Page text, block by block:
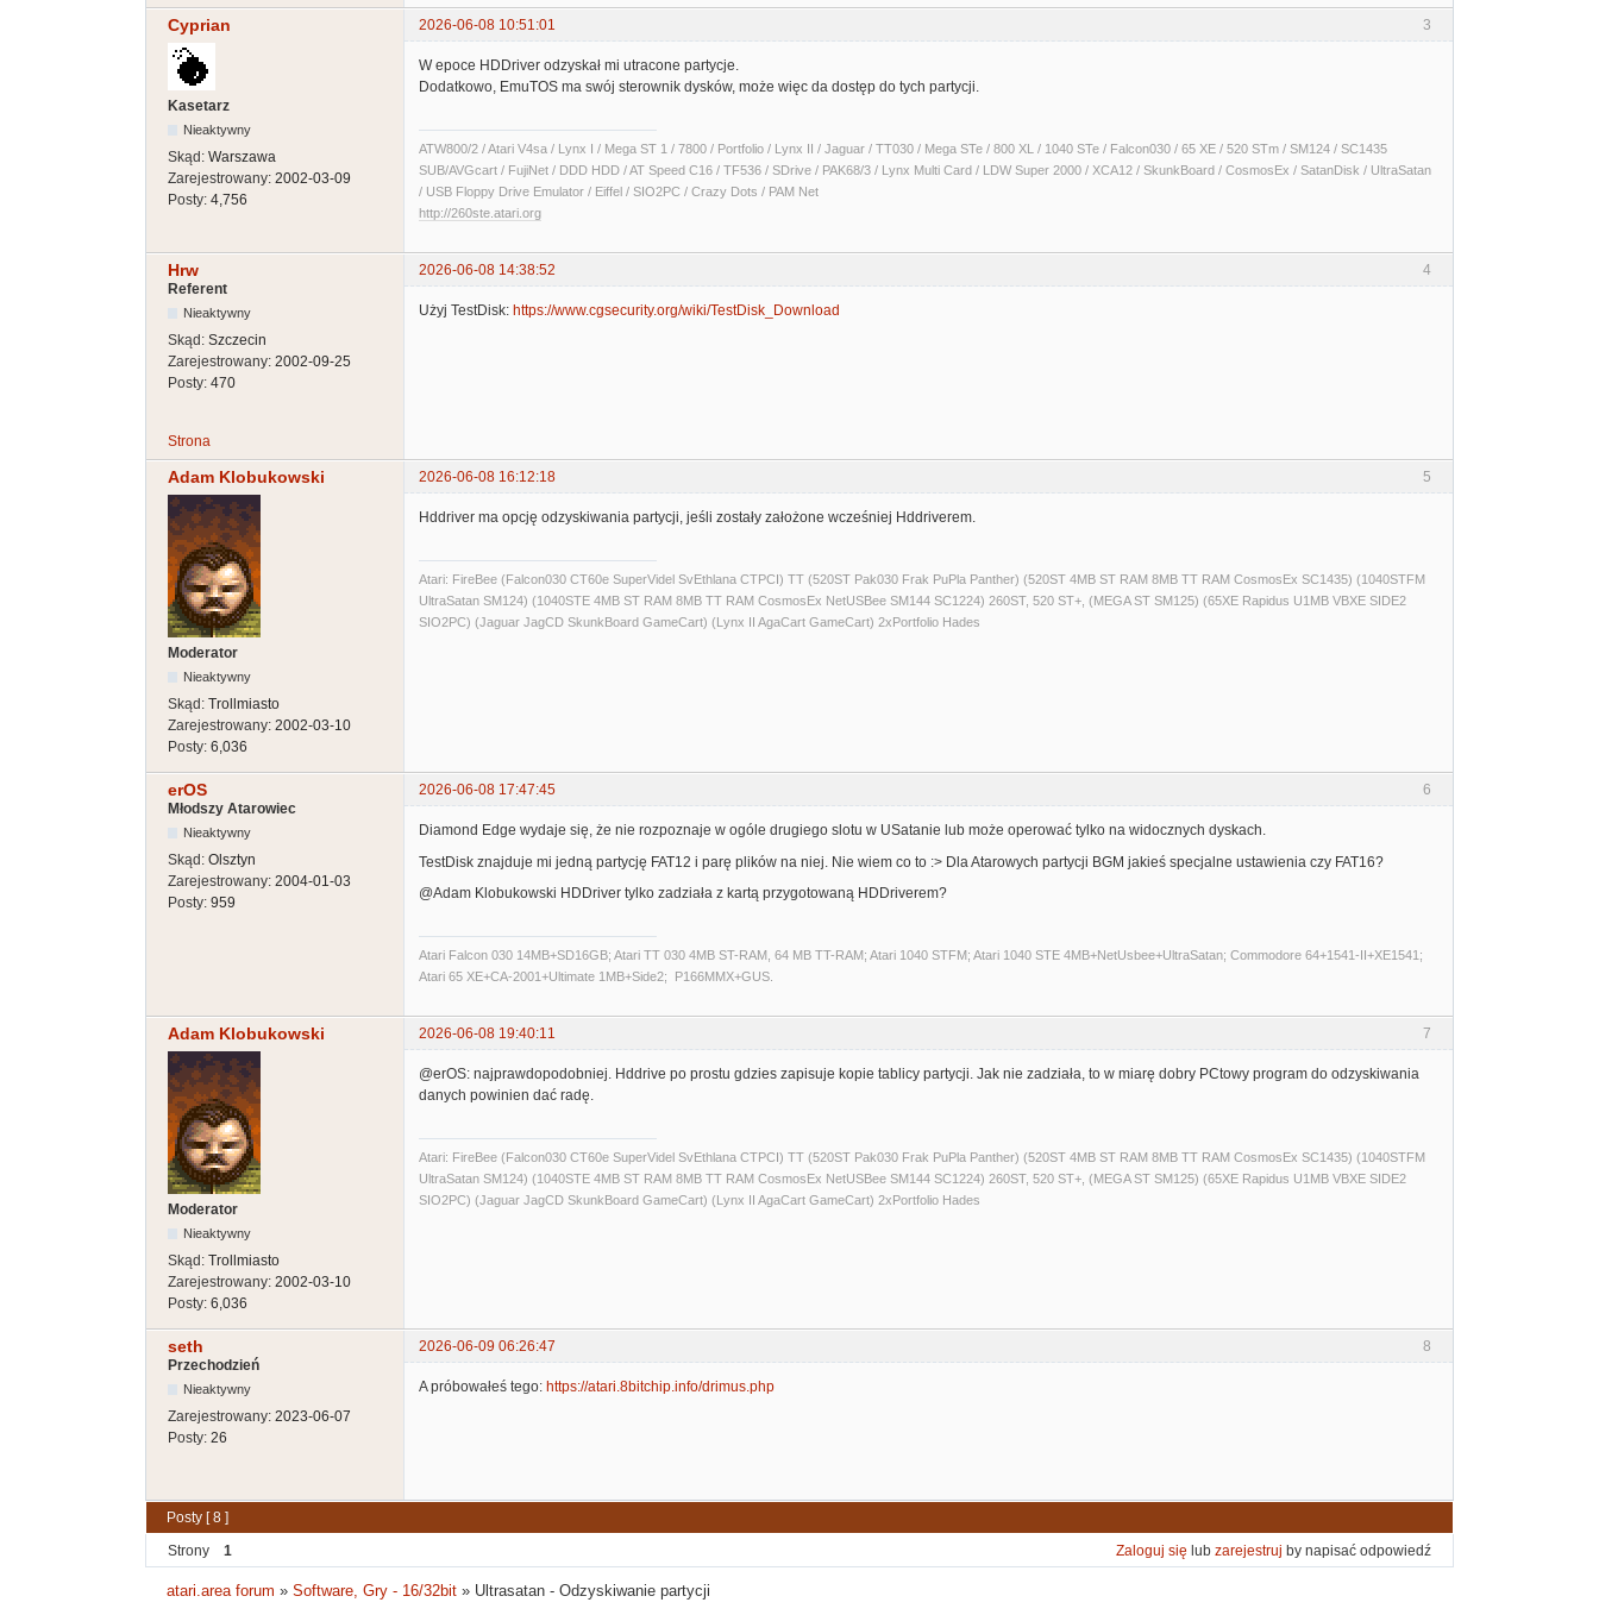
3
Cyprian 2026-06-08 10:51:01
Kasetarz
Nieaktywny
Skąd: Warszawa
Zarejestrowany: 2002-03-09
Posty: 4,756
W epoce HDDriver odzyskał mi utracone partycje.
Dodatkowo, EmuTOS ma swój sterownik dysków, może więc da dostęp do tych partycji.
ATW800/2 / Atari V4sa / Lynx I / Mega ST 1 / 7800 / Portfolio / Lynx II / Jaguar / TT030 / Mega STe / 800 XL / 1040 STe / Falcon030 / 65 XE / 520 STm / SM124 / SC1435
SUB/AVGcart / FujiNet / DDD HDD / AT Speed C16 / TF536 / SDrive / PAK68/3 / Lynx Multi Card / LDW Super 2000 / XCA12 / SkunkBoard / CosmosEx / SatanDisk / UltraSatan
/ USB Floppy Drive Emulator / Eiffel / SIO2PC / Crazy Dots / PAM Net
http://260ste.atari.org
4
Hrw
2026-06-08 14:38:52
Referent
Nieaktywny
Skąd: Szczecin
Zarejestrowany: 2002-09-25
Posty: 470
Użyj TestDisk: https://www.cgsecurity.org/wiki/TestDisk_Download
Strona
5
Adam Klobukowski 2026-06-08 16:12:18
Moderator
Nieaktywny
Skąd: Trollmiasto
Zarejestrowany: 2002-03-10
Posty: 6,036
Hddriver ma opcję odzyskiwania partycji, jeśli zostały założone wcześniej Hddriverem.
Atari: FireBee (Falcon030 CT60e SuperVidel SvEthlana CTPCI) TT (520ST Pak030 Frak PuPla Panther) (520ST 4MB ST RAM 8MB TT RAM CosmosEx SC1435) (1040STFM
UltraSatan SM124) (1040STE 4MB ST RAM 8MB TT RAM CosmosEx NetUSBee SM144 SC1224) 260ST, 520 ST+, (MEGA ST SM125) (65XE Rapidus U1MB VBXE SIDE2
SIO2PC) (Jaguar JagCD SkunkBoard GameCart) (Lynx II AgaCart GameCart) 2xPortfolio Hades
6
erOS
2026-06-08 17:47:45
Młodszy Atarowiec
Nieaktywny
Skąd: Olsztyn
Zarejestrowany: 2004-01-03
Posty: 959
Diamond Edge wydaje się, że nie rozpoznaje w ogóle drugiego slotu w USatanie lub może operować tylko na widocznych dyskach.
TestDisk znajduje mi jedną partycję FAT12 i parę plików na niej. Nie wiem co to :> Dla Atarowych partycji BGM jakieś specjalne ustawienia czy FAT16?
@Adam Klobukowski HDDriver tylko zadziała z kartą przygotowaną HDDriverem?
Atari Falcon 030 14MB+SD16GB; Atari TT 030 4MB ST-RAM, 64 MB TT-RAM; Atari 1040 STFM; Atari 1040 STE 4MB+NetUsbee+UltraSatan; Commodore 64+1541-II+XE1541;
Atari 65 XE+CA-2001+Ultimate 1MB+Side2; P166MMX+GUS.
7
Adam Klobukowski 2026-06-08 19:40:11
Moderator
Nieaktywny
Skąd: Trollmiasto
Zarejestrowany: 2002-03-10
Posty: 6,036
@erOS: najprawdopodobniej. Hddrive po prostu gdzies zapisuje kopie tablicy partycji. Jak nie zadziała, to w miarę dobry PCtowy program do odzyskiwania
danych powinien dać radę.
Atari: FireBee (Falcon030 CT60e SuperVidel SvEthlana CTPCI) TT (520ST Pak030 Frak PuPla Panther) (520ST 4MB ST RAM 8MB TT RAM CosmosEx SC1435) (1040STFM
UltraSatan SM124) (1040STE 4MB ST RAM 8MB TT RAM CosmosEx NetUSBee SM144 SC1224) 260ST, 520 ST+, (MEGA ST SM125) (65XE Rapidus U1MB VBXE SIDE2
SIO2PC) (Jaguar JagCD SkunkBoard GameCart) (Lynx II AgaCart GameCart) 2xPortfolio Hades
8
seth
2026-06-09 06:26:47
Przechodzień
Nieaktywny
Zarejestrowany: 2023-06-07
Posty: 26
A próbowałeś tego: https://atari.8bitchip.info/drimus.php
Posty [ 8 ]
Strony
1 Zaloguj się lub zarejestruj by napisać odpowiedź
atari.area forum »Software, Gry - 16/32bit » Ultrasatan - Odzyskiwanie partycji